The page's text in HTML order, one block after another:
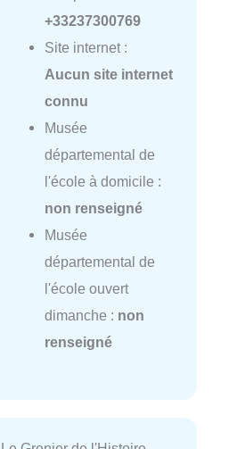
+33237300769
Site internet :
Aucun site internet
connu
Musée
départemental de
l'école à domicile :
non renseigné
Musée
départemental de
l'école ouvert
dimanche : non
renseigné